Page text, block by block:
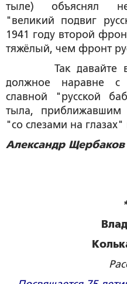
тыле) объяснял
"великий подвиг
1941 году второй
тяжёлый, чем фронт
Так давайте в
должное наравне с
славной "русской
тыла, приближавшим
"со слезами на
Александр Щербаков